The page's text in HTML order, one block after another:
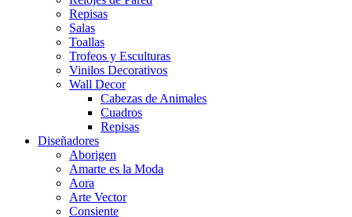
Repisas
Salas
Toallas
Trofeos y Esculturas
Vinilos Decorativos
Wall Decor
Cabezas de Animales
Cuadros
Repisas
Diseñadores
Aborigen
Amarte es la Moda
Aora
Arte Vector
Consiente